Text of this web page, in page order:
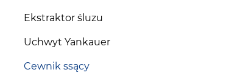
Ekstraktor śluzu
Uchwyt Yankauer
Cewnik ssący